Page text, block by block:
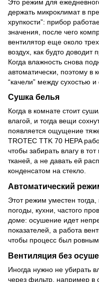
Это режим для
держать микроклимат в
хрупкости”: прибор
значения, после чего
вентилятор еще около
воздух, как будто доводит
Когда влажность снова
автоматически, поэтому
“качели” между сухостью и
Сушка белья
Когда в комнате стоит
влагой, и тогда вещи
появляется ощущение
TROTEC TTK 70 HEPA
чтобы забирать влагу в
тканей, а не давать ей
конденсатом на стекло.
Автоматический
Этот режим уместен тогда,
погоды, кухни, частого
доме: осушение идет
показателей, а работа
чтобы процесс был ровным
Вентиляция без
Иногда нужно не убирать
через фильтр, например в